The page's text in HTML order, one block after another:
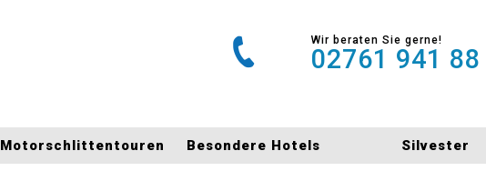
Wir beraten Sie gerne!
02761 941 88
Motorschlittentouren Besondere Hotels Silvester